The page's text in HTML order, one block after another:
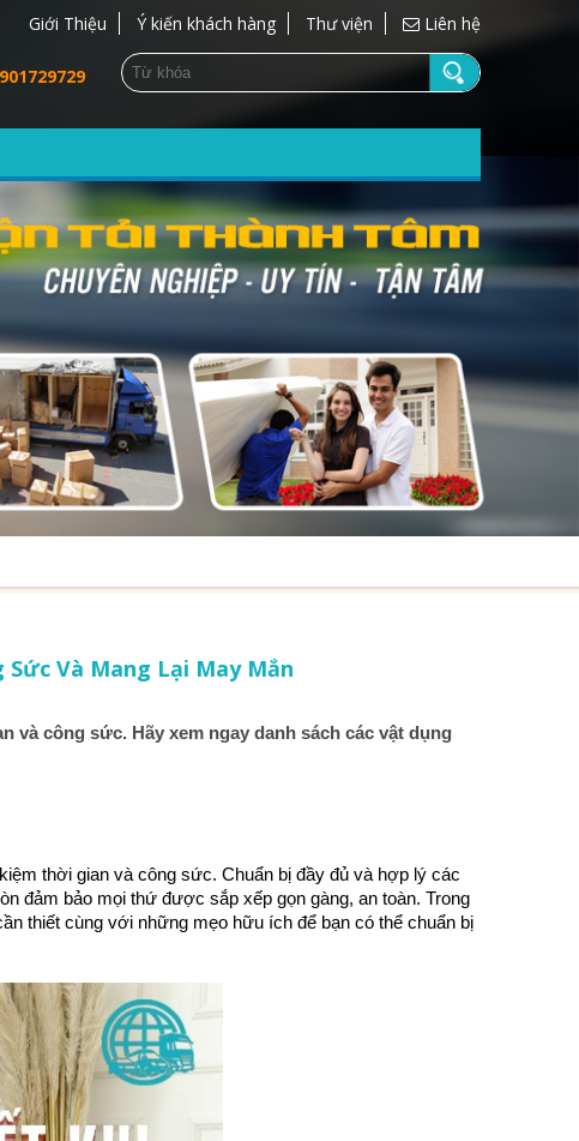
Giới Thiệu Ý kiến khách hàng Thư viện Liên hệ
Và Mang Lại May Mắn
và công sức. Hãy xem ngay danh sách các vật dụng
thời gian và công sức. Chuẩn bị đầy đủ và hợp lý các
đảm bảo mọi thứ được sắp xếp gọn gàng, an toàn. Trong
thiết cùng với những mẹo hữu ích để bạn có thể chuẩn bị